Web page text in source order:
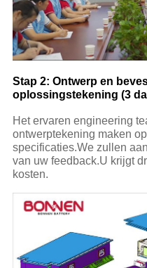
Stap 2: Ontwerp en
oplossingstekening (3
Het ervaren engineering
ontwerptekening maken
specificaties.We zullen
van uw feedback.U krijgt
kosten.